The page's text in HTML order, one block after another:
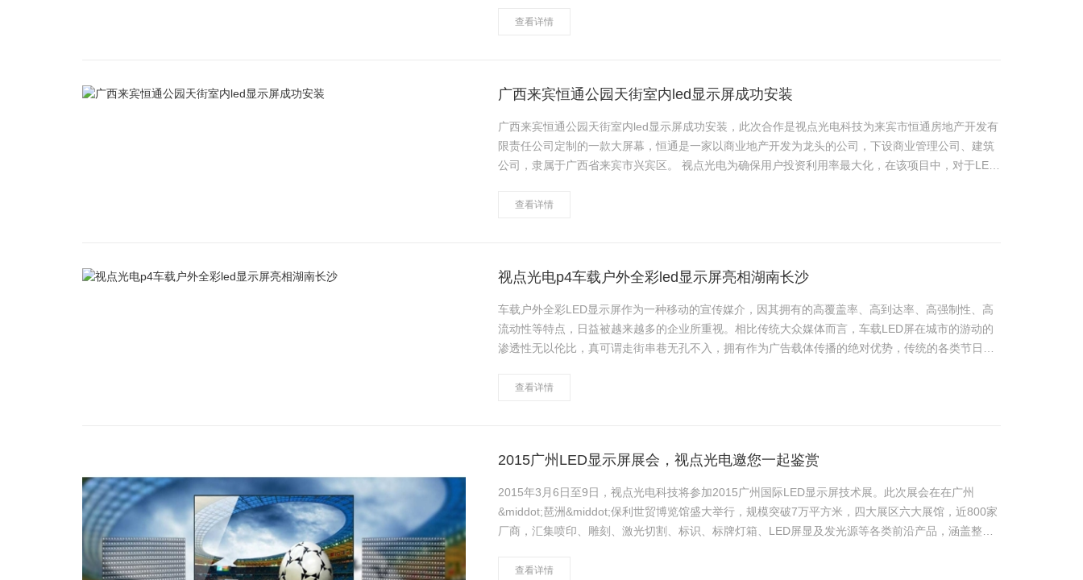
查看详情
广西来宾恒通公园天街室内led显示屏成功安装
广西来宾恒通公园天街室内led显示屏成功安装，此次合作是视点光电科技为来宾市恒通房地产开发有
限责任公司定制的一款大屏幕，恒通是一家以商业地产开发为龙头的公司，下设商业管理公司、建筑
公司，隶属于广西省来宾市兴宾区。 视点光电为确保用户投资利用率最大化，在该项目中，对于LED
查看详情
视点光电p4车载户外全彩led显示屏亮相湖南长沙
车载户外全彩LED显示屏作为一种移动的宣传媒介，因其拥有的高覆盖率、高到达率、高强制性、高
流动性等特点，日益被越来越多的企业所重视。相比传统大众媒体而言，车载LED屏在城市的游动的
渗透性无以伦比，真可谓走街串巷无孔不入，拥有作为广告载体传播的绝对优势，传统的各类节日、
查看详情
2015广州LED显示屏展会，视点光电邀您一起鉴赏
2015年3月6日至9日，视点光电科技将参加2015广州国际LED显示屏技术展。此次展会在在广州
&middot;琶洲&middot;保利世贸博览馆盛大举行，规模突破7万平方米，四大展区六大展馆，近800家
厂商，汇集喷印、雕刻、激光切割、标识、标牌灯箱、LED屏显及发光源等各类前沿产品，涵盖整个
查看详情